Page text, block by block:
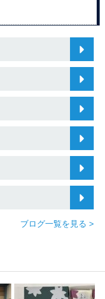
ブログ一覧を見る >